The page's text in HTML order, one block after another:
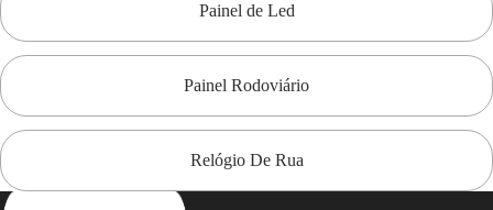
Painel de Led
Painel Rodoviário
Relógio De Rua